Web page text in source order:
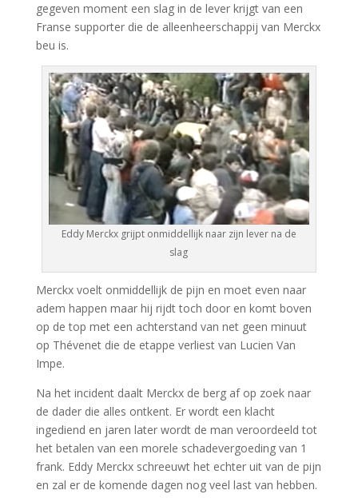
gegeven moment een slag in de lever krijgt van een
Franse supporter die de alleenheerschappij van Merckx
beu is.
Eddy Merckx grijpt onmiddellijk naar zijn lever na de
slag
Merckx voelt onmiddellijk de pijn en moet even naar
adem happen maar hij rijdt toch door en komt boven
op de top met een achterstand van net geen minuut
op Thévenet die de etappe verliest van Lucien Van
Impe.
Na het incident daalt Merckx de berg af op zoek naar
de dader die alles ontkent. Er wordt een klacht
ingediend en jaren later wordt de man veroordeeld tot
het betalen van een morele schadevergoeding van 1
frank. Eddy Merckx schreeuwt het echter uit van de pijn
en zal er de komende dagen nog veel last van hebben.